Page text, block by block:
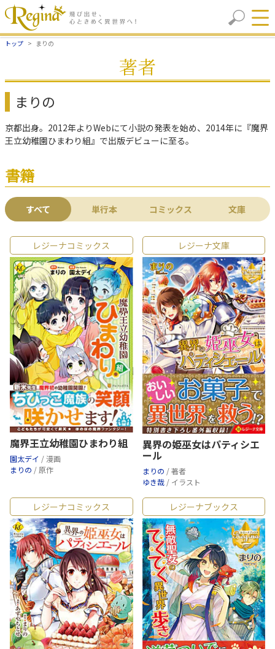
トップ まりの
著者
まりの
京都出身。2012年よりWebにて小説の発表を始め、2014年に『魔界
王立幼稚園ひまわり組』で出版デビューに至る。
書籍
すべて 単行本 コミックス 文庫
レジーナコミックス
魔界王立幼稚園ひまわり組
園太デイ / 漫画
まりの / 原作
レジーナ文庫
異界の姫巫女はパティシエ
ール
まりの / 著者
ゆき哉 / イラスト
レジーナコミックス レジーナブックス